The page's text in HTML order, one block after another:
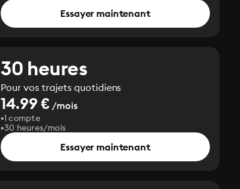
Essayer maintenant
30 heures
Pour vos trajets quotidiens
14.99 € /mois
1 compte
30 heures/mois
Essayer maintenant